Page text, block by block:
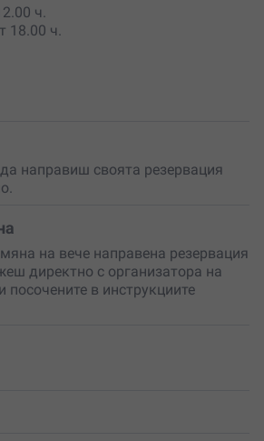
стил и настроение. Всички
са осигурени, а топлите
чай или да я вземете у дома
опит – важно е само
приключение.
време с детето си, изпълнено с
ч.
18.00 ч.
направиш своята резервация
на вече направена резервация
директно с организатора на
посочените в инструкциите